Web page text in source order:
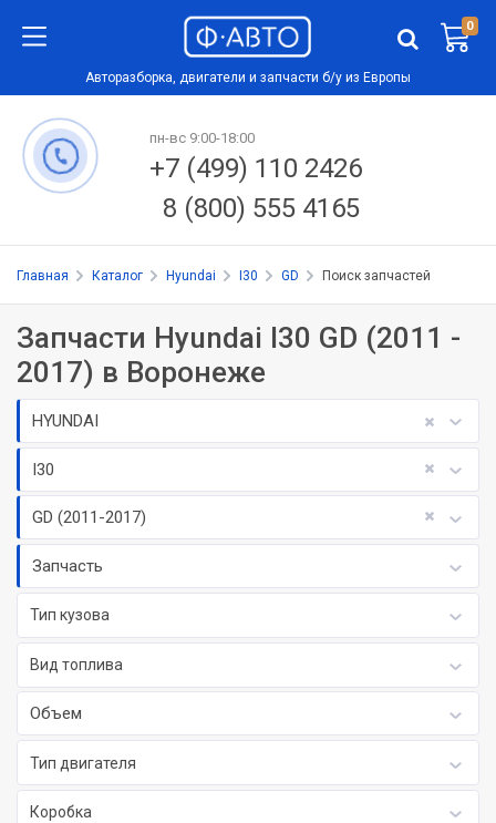
0
Авторазборка, двигатели и запчасти б/у из Европы
пн-вс 9:00-18:00
+7 (499) 110 2426
8 (800) 555 4165
Главная Каталог Hyundai I30 GD Поиск запчастей
Запчасти Hyundai I30 GD (2011 -
2017) в Воронеже
HYUNDAI
I30
GD (2011-2017)
Запчасть
Тип кузова
Вид топлива
Объем
Тип двигателя
Коробка